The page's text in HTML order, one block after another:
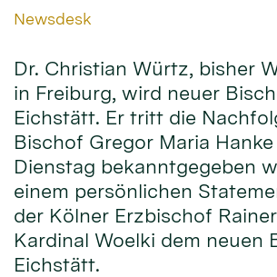
Von:
Newsdesk
Dr. Christian Würtz, bisher
in Freiburg, wird neuer
Eichstätt. Er tritt die
Bischof Gregor Maria
Dienstag bekanntgegeben
einem persönlichen
der Kölner Erzbischof
Kardinal Woelki dem neuen
Eichstätt.